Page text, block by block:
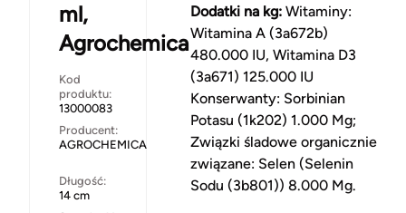
ml,
Agrochemica
Kod
produktu:
13000083
Producent:
AGROCHEMICA
Długość:
14 cm
Dodatki na kg: Witaminy:
Witamina A (3a672b)
480.000 IU, Witamina D3
(3a671) 125.000 IU
Konserwanty: Sorbinian
Potasu (1k202) 1.000 Mg;
Związki śladowe organicznie
związane: Selen (Selenin
Sodu (3b801)) 8.000 Mg.